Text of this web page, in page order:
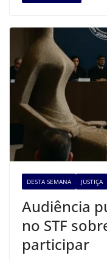
DESTA SEMANA JUSTIÇA
Audiência
no STF
participar